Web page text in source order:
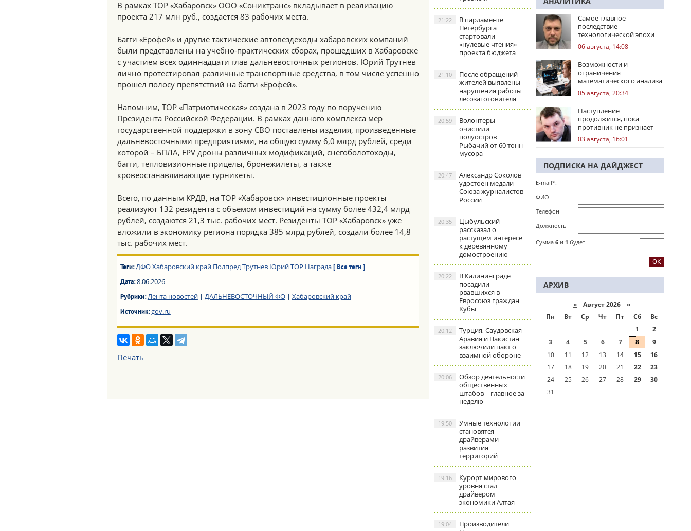
В рамках ТОР «Хабаровск» ООО «Сониктранс» вкладывает в реализацию
проекта 217 млн руб., создается 83 рабочих места.
Багги «Ерофей» и другие тактические автовездеходы хабаровских компаний
были представлены на учебно-практических сборах, прошедших в Хабаровске
с участием всех одиннадцати глав дальневосточных регионов. Юрий Трутнев
лично протестировал различные транспортные средства, в том числе успешно
прошел полосу препятствий на багги «Ерофей».
Напомним, ТОР «Патриотическая» создана в 2023 году по поручению
Президента Российской Федерации. В рамках данного комплекса мер
государственной поддержки в зону СВО поставлены изделия, произведённые
дальневосточными предприятиями, на общую сумму 6,0 млрд рублей, среди
которой – БПЛА, FPV дроны различных модификаций, снегоболотоходы,
багги, тепловизионные прицелы, бронежилеты, а также
кровеостанавливающие турникеты.
Всего, по данным КРДВ, на ТОР «Хабаровск» инвестиционные проекты
реализуют 132 резидента с объемом инвестиций на сумму более 432,4 млрд
рублей, создаются 21,3 тыс. рабочих мест. Резиденты ТОР «Хабаровск» уже
вложили в экономику региона порядка 385 млрд рублей, создали более 14,8
тыс. рабочих мест.
Теги:ДФОХабаровский край ПолпредТрутнев ЮрийТОР Награда [ Все теги ]
Дата:8.06.2026
Рубрики:Лента новостей| ДАЛЬНЕВОСТОЧНЫЙ ФО| Хабаровский край
Источник:gov.ru
Печать
В парламенте
Петербурга
стартовали
«нулевые чтения»
проекта бюджета
21:22
После обращений
жителей выявлены
нарушения работы
лесозаготовителя
21:10
Волонтеры
очистили
полуостров
Рыбачий от 60 тонн
мусора
20:59
Александр Соколов
удостоен медали
Союза журналистов
России
20:47
Цыбульский
рассказал о
растущем интересе
к деревянному
домостроению
20:35
В Калининграде
посадили
рвавшихся в
Евросоюз граждан
Кубы
20:22
Турция, Саудовская
Аравия и Пакистан
заключили пакт о
взаимной обороне
20:12
Обзор деятельности
общественных
штабов – главное за
неделю
20:06
Умные технологии
становятся
драйверами
развития
территорий
19:50
Курорт мирового
уровня стал
драйвером
экономики Алтая
19:16
Производители
19:04
Самое главное
последствие
технологической эпохи
06 августа, 14:08
Возможности и
ограничения
математического анализа
избирательных кампаний
05 августа, 20:34
Наступление
продолжится, пока
противник не признает
стратегическое
поражение
03 августа, 16:01
ПОДПИСКА НА ДАЙДЖЕСТ
E-mail*:
ФИО
Телефон
Должность
Сумма 6 и 1 будет
АРХИВ
« Август 2026 »
Пн
Вт Ср Чт Пт Сб
Вс
1
2
3
4 5 6 7 8
9
10
11 12 13 14 15
16
17
18 19 20 21 22
23
24
25 26 27 28 29
30
31